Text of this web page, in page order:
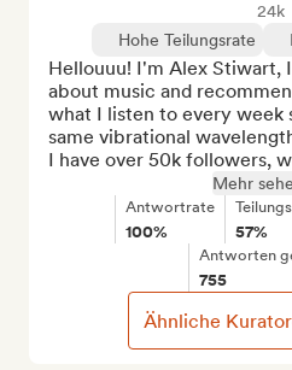
24k
Hohe Teilungsrate
Hellouuu! I'm Alex Stiwart,
about music and
what I listen to every week
same vibrational
I have over 50k followers,
Mehr
Antwortrate
100% 57%
Antworten
755
Ähnliche